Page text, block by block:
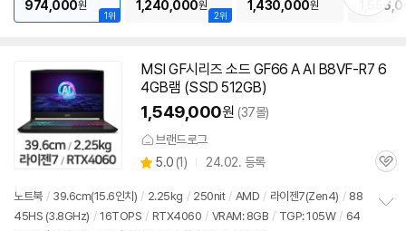
1위
974,000원
2위
1,240,000원 1,430,000원
MSI GF시리즈 소드 GF66 A AI B8VF-R7 6
4GB램 (SSD 512GB)
1,549,000원 (37몰)
브랜드로그
별
점
5.0 (상
리
뷰
1) 24.02. 등록
관
노트북 / 39.6cm(15.6인치) / 2.25kg / 250nit / AMD / 라이젠7(Zen4) / 88
45HS (3.8GHz) / 16TOPS / RTX4060 / VRAM: 8GB / TGP: 105W / 64